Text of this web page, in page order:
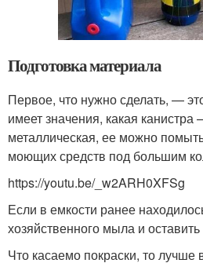
Подготовка материала
Первое, что нужно сделать, —
имеет значения, какая
металлическая, ее можно
моющих средств под большим
https://youtu.be/_w2ARH0XFSg
Если в емкости ранее
хозяйственного мыла и
Что касаемо покраски, то лучше